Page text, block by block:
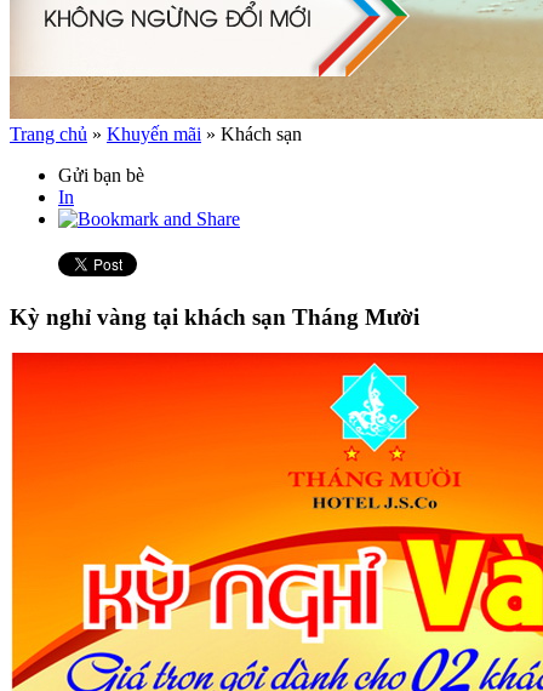
Trang chủ » Khuyến mãi » Khách sạn
Gửi bạn bè
In
Kỳ nghỉ vàng tại khách sạn Tháng Mười